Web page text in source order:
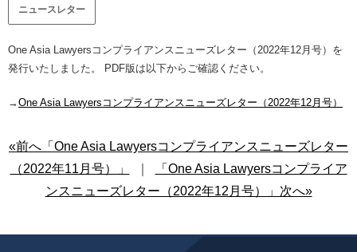
ニュースレター
One Asia Lawyersコンプライアンスニューズレター（2022年12月号）を
発行いたしました。 PDF版は以下からご確認ください。
→One Asia Lawyersコンプライアンスニューズレター（2022年12月号）
«前へ「One Asia Lawyersコンプライアンスニューズレター
（2022年11月号）」
「One Asia Lawyersコンプライア
ンスニューズレター（2022年12月号）」次へ»